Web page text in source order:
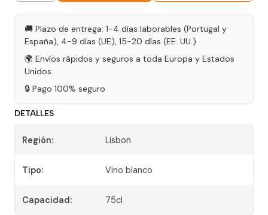
🚚 Plazo de entrega: 1-4 días laborables (Portugal y
España), 4-9 días (UE), 15-20 días (EE. UU.)
🌍 Envíos rápidos y seguros a toda Europa y Estados
Unidos.
🔒 Pago 100% seguro
DETALLES
Región: Lisbon
Tipo: Vino blanco
Capacidad: 75cl